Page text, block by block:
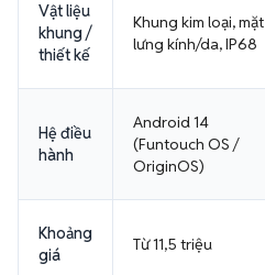
Vật liệu
khung /
thiết kế
Khung kim loại, mặt
lưng kính/da, IP68
Hệ điều
hành
Android 14
(Funtouch OS /
OriginOS)
Khoảng
giá
Từ 11,5 triệu